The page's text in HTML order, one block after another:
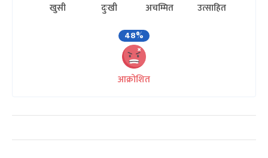
खुसी दुःखी अचम्मित
उत्साहित
48%
आक्रोशित